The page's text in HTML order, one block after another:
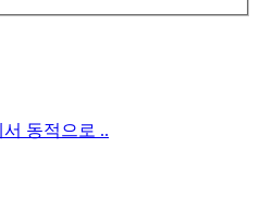
동적으로 ..